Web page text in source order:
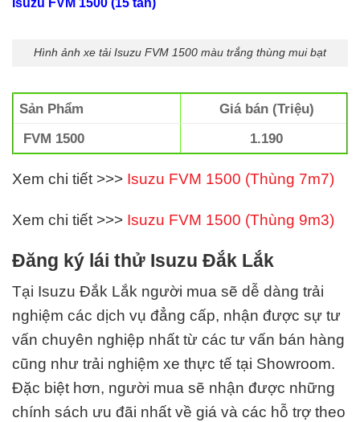
Hình ảnh xe tải Isuzu FVM 1500 màu trắng thùng mui bạt
Sản Phẩm
Giá bán (Triệu)
FVM 1500
1.190
Xem chi tiết >>> Isuzu FVM 1500 (Thùng 7m7)
Xem chi tiết >>> Isuzu FVM 1500 (Thùng 9m3)
Đăng ký lái thử Isuzu Đắk Lắk
Tại Isuzu Đắk Lắk người mua sẽ dễ dàng trải
nghiệm các dịch vụ đẳng cấp, nhận được sự tư
vấn chuyên nghiệp nhất từ các tư vấn bán hàng
cũng như trải nghiệm xe thực tế tại Showroom.
Đặc biệt hơn, người mua sẽ nhận được những
chính sách ưu đãi nhất về giá và các hỗ trợ theo